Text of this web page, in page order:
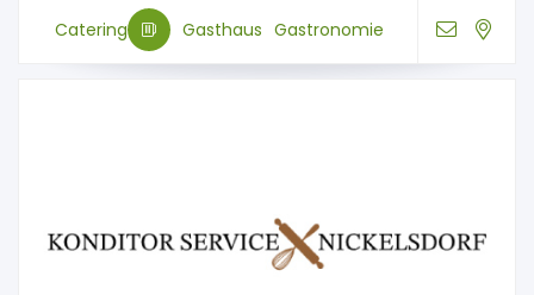
Catering Gasthaus Gastronomie